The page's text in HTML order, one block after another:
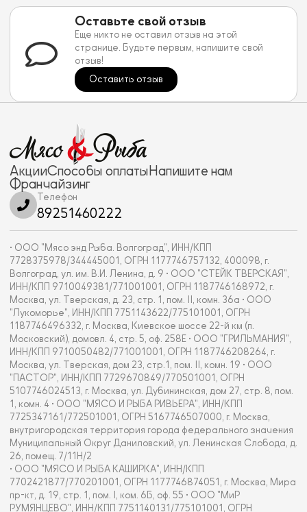
Оставьте свой отзыв
Еще никто не оставил отзыв на этой
странице. Будьте первым, напишите свой
отзыв!
Оставить отзыв
АкцииСпособы оплатыНапишите нам
Франчайзинг
Телефон
89251460222
• ООО "Мясо энд Рыба. Волгоград", ИНН/КПП
7728375978/344445001, ОГРН 1177746757132, 400098, г.
Волгоград, ул. им. В.И. Ленина, д. 9 • ООО "СТЕЙК ТВЕРСКАЯ",
ИНН/КПП 9710049381/771001001, ОГРН 1187746168972, г.
Москва, ул. Тверская, д. 23, стр. 1, пом. II, комн. 36а • ООО
"Лукоморье", ИНН/КПП 7751143622/775101001, ОГРН
1187746496332, г. Москва, Киевское шоссе 22-й км (п.
Московский), домовл. 4, стр. 5, оф. 258Е • ООО "ГРИЛЬМАНИЯ",
ИНН/КПП 9710050482/771001001, ОГРН 1187746208264, г.
Москва, ул. Тверская, дом 23, стр.1, пом. II, комн. 19 • ООО
"ПАСТОР", ИНН/КПП 7729670849/770501001, ОГРН
5107746024513, г. Москва, ул. Дубининская, дом 27, стр. 8, пом.
1, комн. 4 • ООО "МЯСО И РЫБА РИВЬЕРА", ИНН/КПП
7725347161/772501001, ОГРН 5167746507000, г. Москва,
внутригородская территория города федерального значения
Муниципальный Округ Даниловский, ул. Ленинская Слобода, д.
26, помещ. 7/11Н/2
• ООО "МЯСО И РЫБА КАШИРКА", ИНН/КПП
7702421877/770201001, ОГРН 1177746874051, г. Москва, Мира
пр-кт, д. 19, стр. 1, пом. I, ком. 6Б, оф. 55 • ООО "МиР
РУМЯНЦЕВО", ИНН/КПП 7751140131/775101001, ОГРН